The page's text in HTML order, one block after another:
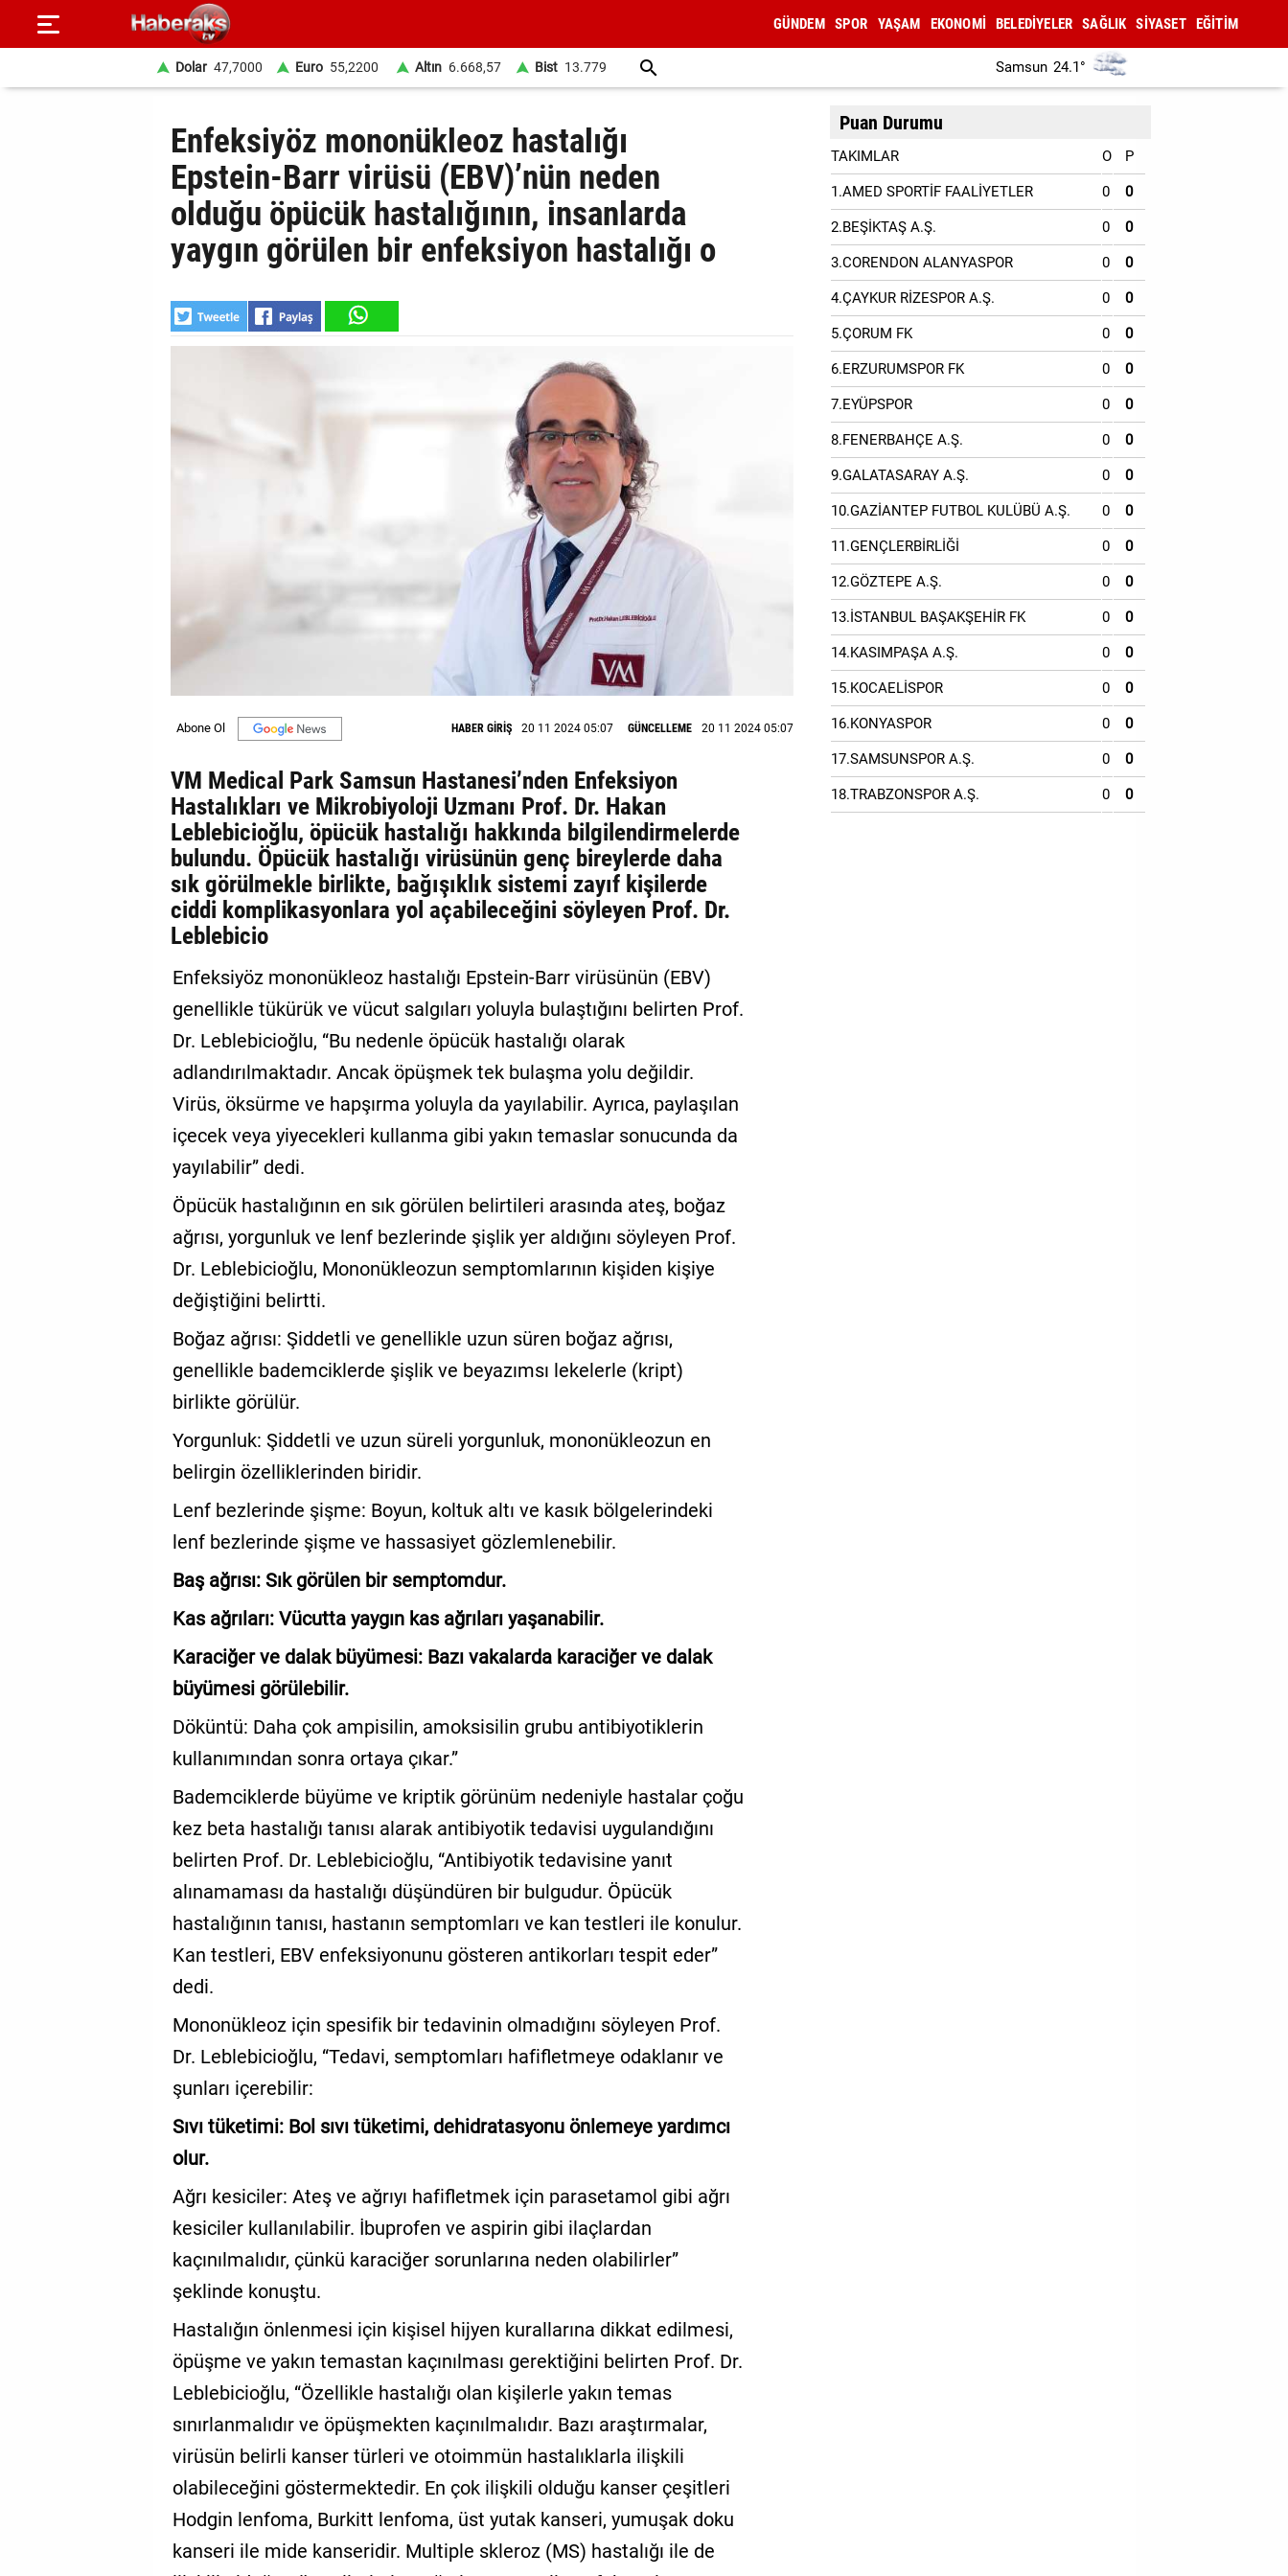
GÜNDEM SPOR YAŞAM EKONOMİ BELEDİYELER SAĞLIK SİYASET EĞİTİM
Dolar 47,7000 Euro 55,2200 Altın 6.668,57 Bist 13.779 Samsun 24.1°
Enfeksiyöz mononükleoz hastalığı
Epstein-Barr virüsü (EBV)’nün neden
olduğu öpücük hastalığının, insanlarda
yaygın görülen bir enfeksiyon hastalığı o
HABER GİRİŞ 20 11 2024 05:07 GÜNCELLEME 20 11 2024 05:07
VM Medical Park Samsun Hastanesi’nden Enfeksiyon
Hastalıkları ve Mikrobiyoloji Uzmanı Prof. Dr. Hakan
Leblebicioğlu, öpücük hastalığı hakkında bilgilendirmelerde
bulundu. Öpücük hastalığı virüsünün genç bireylerde daha
sık görülmekle birlikte, bağışıklık sistemi zayıf kişilerde
ciddi komplikasyonlara yol açabileceğini söyleyen Prof. Dr.
Leblebicio
Enfeksiyöz mononükleoz hastalığı Epstein-Barr virüsünün (EBV)
genellikle tükürük ve vücut salgıları yoluyla bulaştığını belirten Prof.
Dr. Leblebicioğlu, “Bu nedenle öpücük hastalığı olarak
adlandırılmaktadır. Ancak öpüşmek tek bulaşma yolu değildir.
Virüs, öksürme ve hapşırma yoluyla da yayılabilir. Ayrıca, paylaşılan
içecek veya yiyecekleri kullanma gibi yakın temaslar sonucunda da
yayılabilir” dedi.
Öpücük hastalığının en sık görülen belirtileri arasında ateş, boğaz
ağrısı, yorgunluk ve lenf bezlerinde şişlik yer aldığını söyleyen Prof.
Dr. Leblebicioğlu, Mononükleozun semptomlarının kişiden kişiye
değiştiğini belirtti.
Boğaz ağrısı: Şiddetli ve genellikle uzun süren boğaz ağrısı,
genellikle bademciklerde şişlik ve beyazımsı lekelerle (kript)
birlikte görülür.
Yorgunluk: Şiddetli ve uzun süreli yorgunluk, mononükleozun en
belirgin özelliklerinden biridir.
Lenf bezlerinde şişme: Boyun, koltuk altı ve kasık bölgelerindeki
lenf bezlerinde şişme ve hassasiyet gözlemlenebilir.
Baş ağrısı: Sık görülen bir semptomdur.
Kas ağrıları: Vücutta yaygın kas ağrıları yaşanabilir.
Karaciğer ve dalak büyümesi: Bazı vakalarda karaciğer ve dalak
büyümesi görülebilir.
Döküntü: Daha çok ampisilin, amoksisilin grubu antibiyotiklerin
kullanımından sonra ortaya çıkar.”
Bademciklerde büyüme ve kriptik görünüm nedeniyle hastalar çoğu
kez beta hastalığı tanısı alarak antibiyotik tedavisi uygulandığını
belirten Prof. Dr. Leblebicioğlu, “Antibiyotik tedavisine yanıt
alınamaması da hastalığı düşündüren bir bulgudur. Öpücük
hastalığının tanısı, hastanın semptomları ve kan testleri ile konulur.
Kan testleri, EBV enfeksiyonunu gösteren antikorları tespit eder”
dedi.
Mononükleoz için spesifik bir tedavinin olmadığını söyleyen Prof.
Dr. Leblebicioğlu, “Tedavi, semptomları hafifletmeye odaklanır ve
şunları içerebilir:
Sıvı tüketimi: Bol sıvı tüketimi, dehidratasyonu önlemeye yardımcı
olur.
Ağrı kesiciler: Ateş ve ağrıyı hafifletmek için parasetamol gibi ağrı
kesiciler kullanılabilir. İbuprofen ve aspirin gibi ilaçlardan
kaçınılmalıdır, çünkü karaciğer sorunlarına neden olabilirler”
şeklinde konuştu.
Hastalığın önlenmesi için kişisel hijyen kurallarına dikkat edilmesi,
öpüşme ve yakın temastan kaçınılması gerektiğini belirten Prof. Dr.
Leblebicioğlu, “Özellikle hastalığı olan kişilerle yakın temas
sınırlanmalıdır ve öpüşmekten kaçınılmalıdır. Bazı araştırmalar,
virüsün belirli kanser türleri ve otoimmün hastalıklarla ilişkili
olabileceğini göstermektedir. En çok ilişkili olduğu kanser çeşitleri
Hodgin lenfoma, Burkitt lenfoma, üst yutak kanseri, yumuşak doku
kanseri ile mide kanseridir. Multiple skleroz (MS) hastalığı ile de
Puan Durumu
TAKIMLAR O P
1.AMED SPORTİF FAALİYETLER 0 0
2.BEŞİKTAŞ A.Ş. 0 0
3.CORENDON ALANYASPOR 0 0
4.ÇAYKUR RİZESPOR A.Ş. 0 0
5.ÇORUM FK 0 0
6.ERZURUMSPOR FK 0 0
7.EYÜPSPOR 0 0
8.FENERBAHÇE A.Ş. 0 0
9.GALATASARAY A.Ş. 0 0
10.GAZİANTEP FUTBOL KULÜBÜ A.Ş. 0 0
11.GENÇLERBİRLİĞİ 0 0
12.GÖZTEPE A.Ş. 0 0
13.İSTANBUL BAŞAKŞEHİR FK 0 0
14.KASIMPAŞA A.Ş. 0 0
15.KOCAELİSPOR 0 0
16.KONYASPOR 0 0
17.SAMSUNSPOR A.Ş. 0 0
18.TRABZONSPOR A.Ş. 0 0